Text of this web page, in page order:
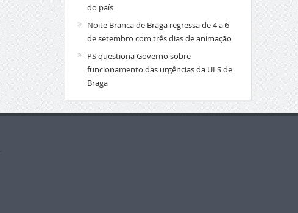
do país
Noite Branca de Braga regressa de 4 a 6
de setembro com três dias de animação
PS questiona Governo sobre
funcionamento das urgências da ULS de
Braga